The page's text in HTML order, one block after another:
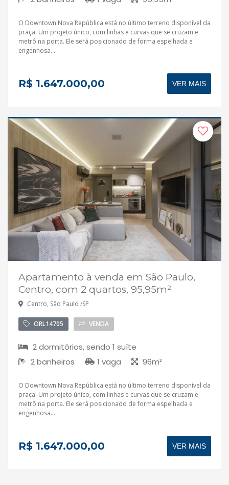
O Downtown Nova República está no último terreno disponível da
praça. Um projeto único, com linhas e curvas que se cruzam e
metrô na porta. Ele será posicionado de forma espelhada e
engenhosa...
R$ 1.647.000,00 VER MAIS
Apartamento à venda em São Paulo,
Centro, com 2 quartos, 95,95m²
Centro, São Paulo /SP
ORL14705 VENDA
2 dormitórios, sendo 1 suíte
2 banheiros
1 vaga 96m²
O Downtown Nova República está no último terreno disponível da
praça. Um projeto único, com linhas e curvas que se cruzam e
metrô na porta. Ele será posicionado de forma espelhada e
engenhosa...
R$ 1.647.000,00 VER MAIS